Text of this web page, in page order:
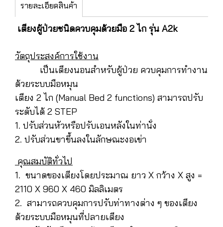
รายละเอียดสินค้า
เตียงผู้ป่วยชนิดควบคุมด้วยมือ 2 ไก รุ่น A2k
วัตถุประสงค์การใช้งาน
เป็นเตียงนอนสำหรับผู้ป่วย ควบคุมการทำงาน
ด้วยระบบมือหมุน
เตียง 2 ไก (Manual Bed 2 functions) สามารถปรับ
ระดับได้ 2 STEP
1. ปรับส่วนหัวหรือปรับเอนหลังในท่านั่ง
2. ปรับส่วนขาขึ้นลงในลักษณะงอเข่า
คุณสมบัติทั่วไป
1. ขนาดของเตียงโดยประมาณ ยาว X กว้าง X สูง =
2110 X 960 X 460 มิลลิเมตร
2. สามารถควบคุมการปรับท่าทางต่าง ๆ ของเตียง
ด้วยระบบมือหมุนที่ปลายเตียง